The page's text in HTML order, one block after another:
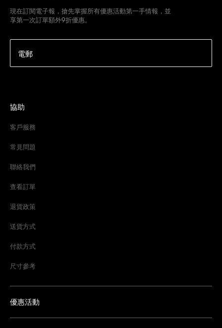
現在訂閱電子報，搶先掌握所有優惠活動第一手情報，並
享第一次訂單額外9折優惠。
電郵
協助
客戶服務
常見問題
聯絡我們
查看訂單
退貨政策
送貨方式
付款方式
尺寸參考
優惠活動